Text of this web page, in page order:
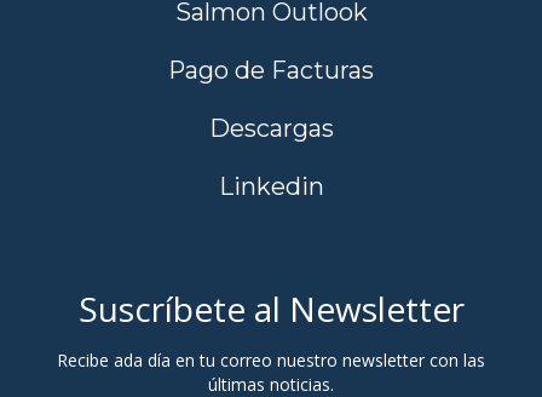
Salmon Outlook
Pago de Facturas
Descargas
Linkedin
Suscríbete al Newsletter
Recibe ada día en tu correo nuestro newsletter con las
últimas noticias.